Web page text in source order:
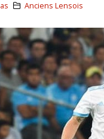
Anciens Lensois